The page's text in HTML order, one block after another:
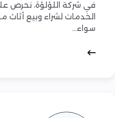
في شركة اللؤلؤة، نحرص
الخدمات لشراء وبيع أثاث
سواء…